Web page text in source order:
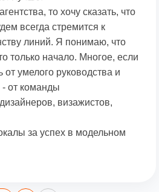
то хочу сказать, что
всегда стремится к
линий. Я понимаю, что
только начало. Многое, если
от умелого руководства и
от команды
визажистов,
за успех в модельном